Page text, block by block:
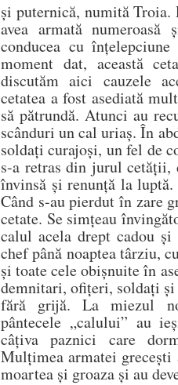
și puternică, numită Troia.
avea armată numeroasă
conducea cu
moment dat, această
discutăm aici cauzele
cetatea a fost asediată
să pătrundă. Atunci au
scânduri un cal uriaș. În
soldați curajoși, un fel de
s-a retras din jurul cetății,
învinsă și renunță la
Când s-au pierdut în zare
cetate. Se simțeau
calul acela drept cadou
chef până noaptea târziu,
și toate cele obișnuite în
demnitari, ofițeri, soldați
fără grijă. La miezul
pântecele „calului” au
câțiva paznici care
Mulțimea armatei grecești
moartea și groaza și au